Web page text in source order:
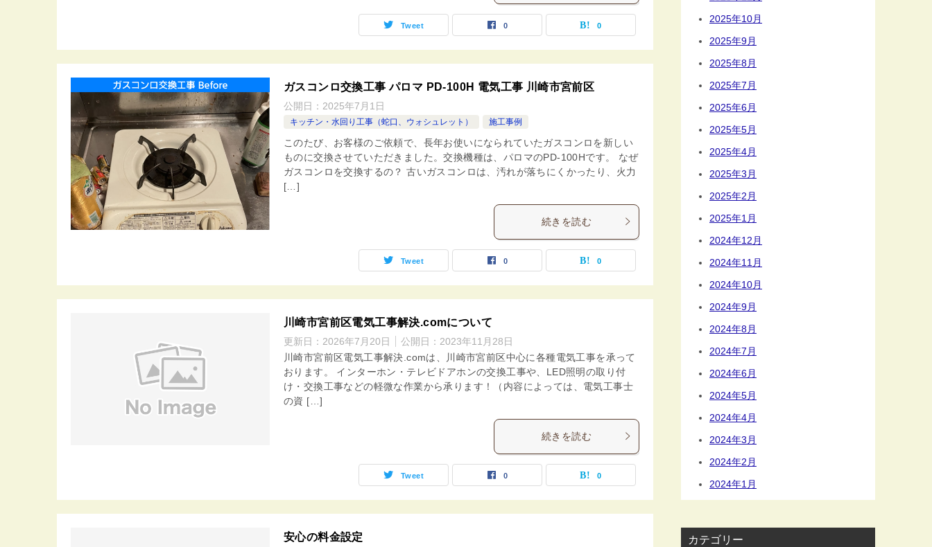
Tweet 0 0
ガスコンロ交換工事 パロマ PD-100H 電気工事 川崎市宮前区
公開日： 2025年7月1日
キッチン・水回り工事（蛇口、ウォシュレット） 施工事例
このたび、お客様のご依頼で、長年お使いになられていたガスコンロを新しい
ものに交換させていただきました。交換機種は、パロマのPD-100Hです。 なぜ
ガスコンロを交換するの？ 古いガスコンロは、汚れが落ちにくかったり、火力
[…]
続きを読む
Tweet 0 0
川崎市宮前区電気工事解決.comについて
更新日： 2026年7月20日 公開日： 2023年11月28日
川崎市宮前区電気工事解決.comは、川崎市宮前区中心に各種電気工事を承って
おります。 インターホン・テレビドアホンの交換工事や、LED照明の取り付
け・交換工事などの軽微な作業から承ります！（内容によっては、電気工事士
の資 […]
続きを読む
Tweet 0 0
安心の料金設定
2025年10月
2025年9月
2025年8月
2025年7月
2025年6月
2025年5月
2025年4月
2025年3月
2025年2月
2025年1月
2024年12月
2024年11月
2024年10月
2024年9月
2024年8月
2024年7月
2024年6月
2024年5月
2024年4月
2024年3月
2024年2月
2024年1月
カテゴリー